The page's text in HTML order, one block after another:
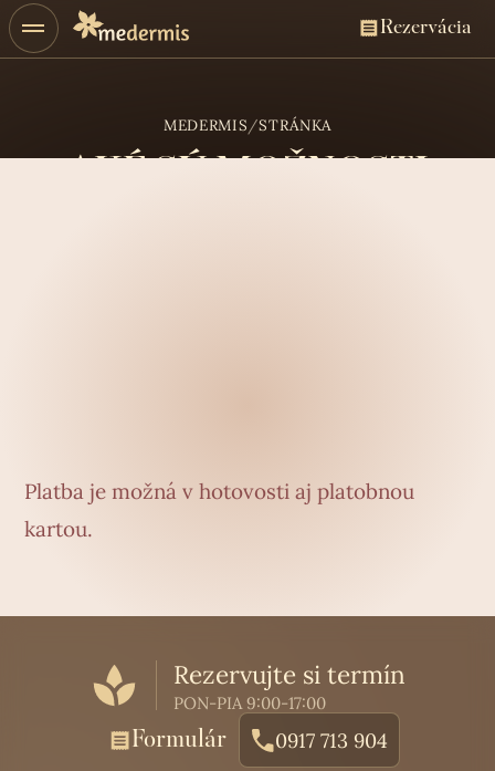
Rezervácia
MEDERMIS/STRÁNKA
Platba je možná v hotovosti aj platobnou
kartou.
Rezervujte si termín
PON-PIA 9:00-17:00
Formulár 0917 713 904